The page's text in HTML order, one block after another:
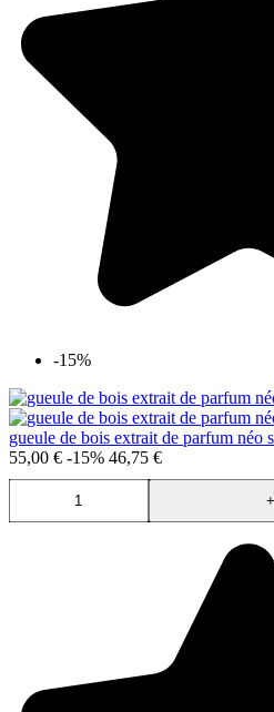
-15%
gueule de bois extrait de parfum néo
55,00 € -15% 46,75 €